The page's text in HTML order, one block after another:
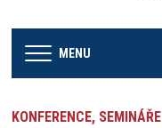
MENU
KONFERENCE, SEMINÁŘE